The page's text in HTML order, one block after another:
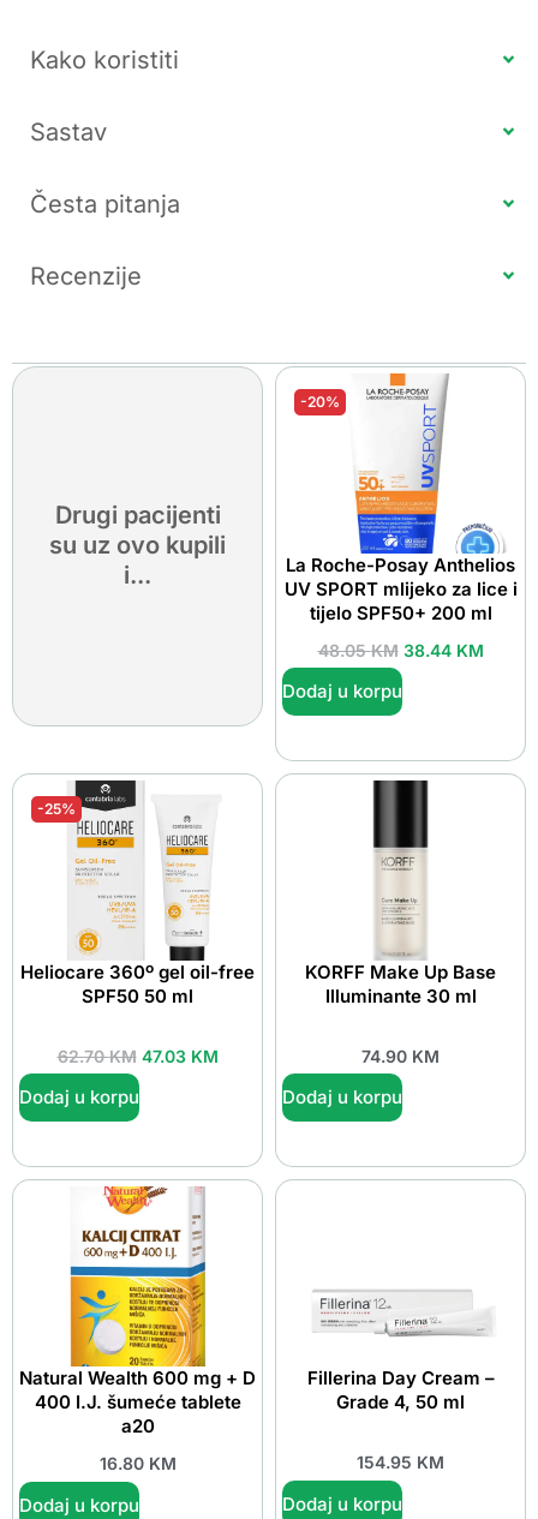
Kako koristiti
Sastav
Česta pitanja
Recenzije
Drugi pacijenti
su uz ovo kupili
i...
-20%
La Roche-Posay Anthelios
UV SPORT mlijeko za lice i
tijelo SPF50+ 200 ml
48.05KM 38.44 KM
Dodaj u korpu
-25%
Heliocare 360º gel oil-free
SPF50 50 ml
62.70KM 47.03 KM
Dodaj u korpu
KORFF Make Up Base
Illuminante 30 ml
74.90 KM
Dodaj u korpu
Natural Wealth 600 mg + D
400 I.J. šumeće tablete
a20
16.80 KM
Dodaj u korpu
Fillerina Day Cream –
Grade 4, 50 ml
154.95 KM
Dodaj u korpu